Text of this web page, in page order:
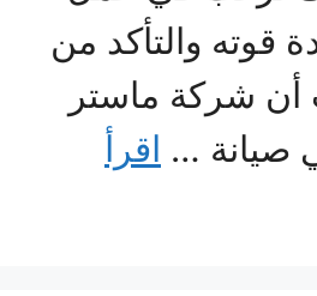
قوته والتأكد من
أن شركة ماستر
صيانة … اقرأ